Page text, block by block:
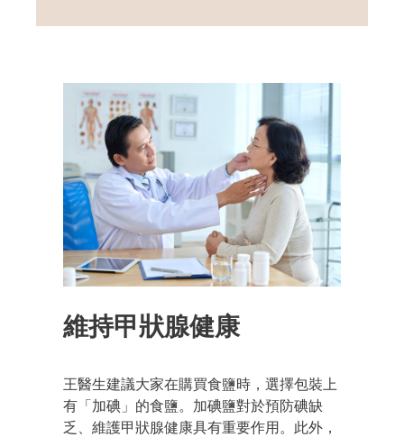
維持甲狀腺健康
王醫生建議大家在購買食鹽時，選擇包裝上
有「加碘」的食鹽。加碘鹽對於預防碘缺
乏、維護甲狀腺健康具有重要作用。此外，